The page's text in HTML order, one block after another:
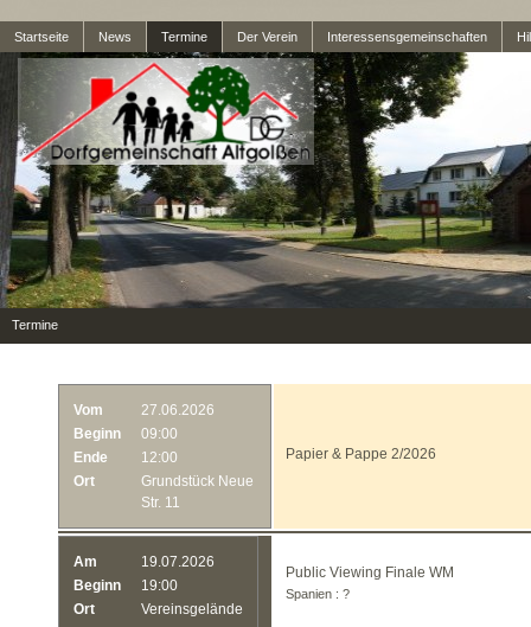
Startseite News Termine Der Verein Interessensgemeinschaften
Termine
Vom
27.06.2026
Beginn
09:00
Ende
12:00
Ort
Grundstück Neue
Str. 11
Papier & Pappe 2/2026
Am
19.07.2026
Beginn
19:00
Ort
Vereinsgelände
Public Viewing Finale WM
Spanien : ?